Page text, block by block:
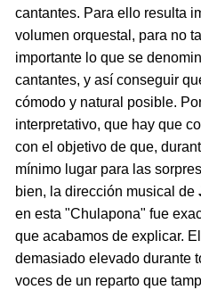
cantantes. Para ello resulta
volumen orquestal, para no
importante lo que se
cantantes, y así conseguir
cómodo y natural posible.
interpretativo, que hay que
con el objetivo de que,
mínimo lugar para las
bien, la dirección musical de
en esta "Chulapona" fue
que acabamos de explicar.
demasiado elevado durante
voces de un reparto que